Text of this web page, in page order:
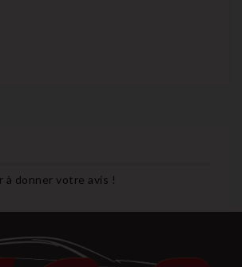
à donner votre avis !